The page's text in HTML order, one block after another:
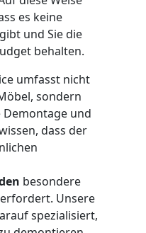
es keine
und Sie die
behalten.
umfasst nicht
sondern
und
dass der
besondere
Unsere
spezialisiert,